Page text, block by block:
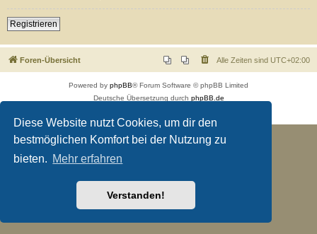
Diese Website nutzt Cookies, um dir den
bestmöglichen Komfort bei der Nutzung zu
bieten. Mehr erfahren
Verstanden!
Registrieren
Foren-Übersicht Alle Zeiten sind UTC+02:00
Powered by phpBB® Forum Software © phpBB Limited
Deutsche Übersetzung durch phpBB.de